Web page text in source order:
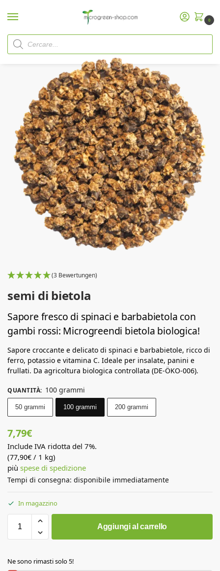
0
Home Microgreen Shop
(3 Bewertungen)
semi di bietola
Sapore fresco di spinaci e barbabietola con
gambi rossi: Microgreendi bietola biologica!
Sapore croccante e delicato di spinaci e barbabietole, ricco di
ferro, potassio e vitamina C. Ideale per insalate, panini e
frullati. Da agricoltura biologica controllata (DE-ÖKO-006).
QUANTITÀ: 100 grammi
50 grammi 100 grammi 200 grammi
7,79€
Include IVA ridotta del 7%.
(77,90€ / 1 kg)
più spese di spedizione
Tempi di consegna: disponibile immediatamente
In magazzino
Aggiungi al carrello
Ne sono rimasti solo 5!